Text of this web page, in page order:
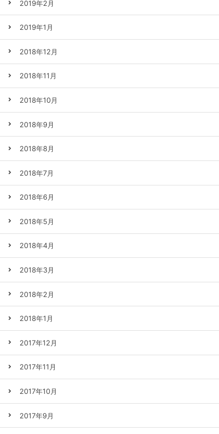
2019年2月
2019年1月
2018年12月
2018年11月
2018年10月
2018年9月
2018年8月
2018年7月
2018年6月
2018年5月
2018年4月
2018年3月
2018年2月
2018年1月
2017年12月
2017年11月
2017年10月
2017年9月